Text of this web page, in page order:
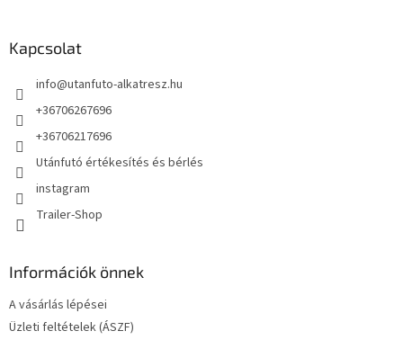
Kapcsolat
info@utanfuto-alkatresz.hu
+36706267696
+36706217696
Utánfutó értékesítés és bérlés
instagram
Trailer-Shop
Információk önnek
A vásárlás lépései
Üzleti feltételek (ÁSZF)